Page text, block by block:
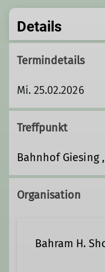
Details
Termindetails
Mi. 25.02.2026
Treffpunkt
Bahnhof Giesing
Organisation
Bahram H.